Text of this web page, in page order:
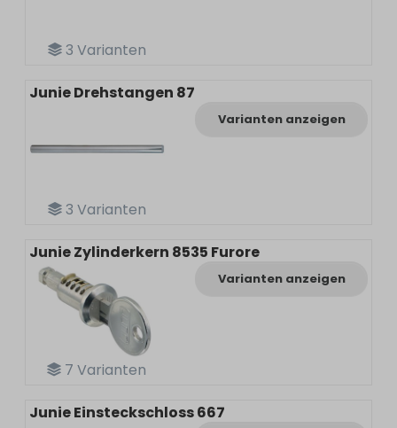
3 Varianten
3 Varianten
Junie Drehstangen 87
Varianten anzeigen
7 Varianten
Junie Zylinderkern 8535 Furore
Varianten anzeigen
Junie Einsteckschloss 667